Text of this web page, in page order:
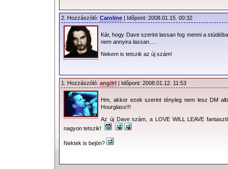
2. Hozzászóló: Caroline | Időpont: 2008.01.15. 00:32
Kár, hogy Dave szerint lassan fog menni a
nem annyira lassan….
Nekem is tetszik az új szám!
1. Hozzászóló: angilrl | Időpont: 2008.01.12. 11:53
Hm, akkor ezek szerint tényleg nem lesz DM
Hourglass!!!
Az új Dave szám, a LOVE WILL LEAVE
nagyon tetszik!
Nektek is bejön?